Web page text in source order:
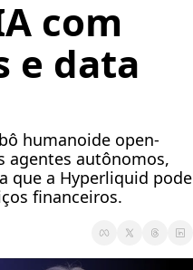
com
e data
humanoide open-
agentes autônomos,
que a Hyperliquid pode
financeiros.